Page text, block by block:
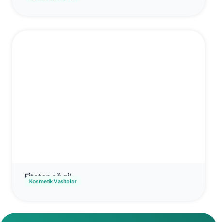
Fi̇toton ağ gi̇l
Kosmetik Vasitələr